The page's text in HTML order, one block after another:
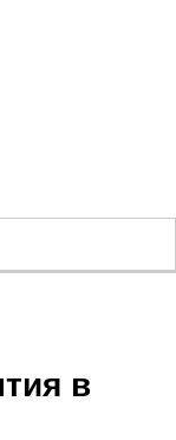
в